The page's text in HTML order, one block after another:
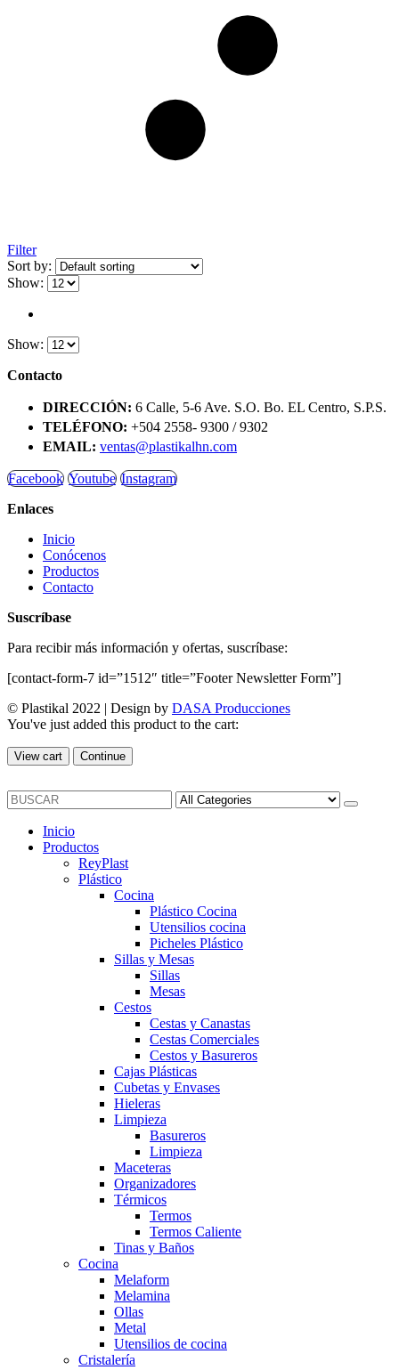
Filter
Sort by:
Show:
Show:
Contacto
DIRECCIÓN: 6 Calle, 5-6 Ave. S.O. Bo. EL Centro, S.P.S.
TELÉFONO: +504 2558- 9300 / 9302
EMAIL: ventas@plastikalhn.com
Facebook Youtube Instagram
Enlaces
Inicio
Conócenos
Productos
Contacto
Suscríbase
Para recibir más información y ofertas, suscríbase:
[contact-form-7 id=”1512″ title=”Footer Newsletter Form”]
© Plastikal 2022 | Design by DASA Producciones
You've just added this product to the cart:
View cart Continue
Inicio
Productos
ReyPlast
Plástico
Cocina
Plástico Cocina
Utensilios cocina
Picheles Plástico
Sillas y Mesas
Sillas
Mesas
Cestos
Cestas y Canastas
Cestas Comerciales
Cestos y Basureros
Cajas Plásticas
Cubetas y Envases
Hieleras
Limpieza
Basureros
Limpieza
Maceteras
Organizadores
Térmicos
Termos
Termos Caliente
Tinas y Baños
Cocina
Melaform
Melamina
Ollas
Metal
Utensilios de cocina
Cristalería